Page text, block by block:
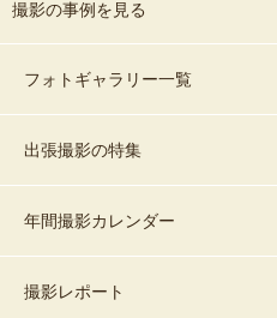
撮影の事例を見る
フォトギャラリー一覧
出張撮影の特集
年間撮影カレンダー
撮影レポート